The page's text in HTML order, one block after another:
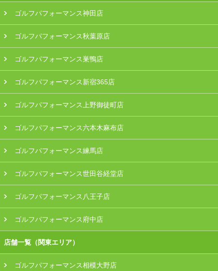
ゴルフパフォーマンス神田店
ゴルフパフォーマンス秋葉原店
ゴルフパフォーマンス巣鴨店
ゴルフパフォーマンス新宿365店
ゴルフパフォーマンス上野御徒町店
ゴルフパフォーマンス六本木麻布店
ゴルフパフォーマンス練馬店
ゴルフパフォーマンス世田谷経堂店
ゴルフパフォーマンス八王子店
ゴルフパフォーマンス府中店
店舗一覧（関東エリア）
ゴルフパフォーマンス相模大野店